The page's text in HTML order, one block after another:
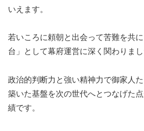
いえます。
若いころに頼朝と出会って苦難を共
台」として幕府運営に深く関わりまし
政治的判断力と強い精神力で御家人
築いた基盤を次の世代へとつなげた
績です。